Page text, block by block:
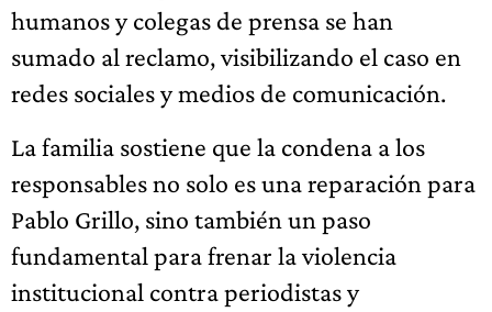
humanos y colegas de prensa se han
sumado al reclamo, visibilizando el caso en
redes sociales y medios de comunicación.
La familia sostiene que la condena a los
responsables no solo es una reparación para
Pablo Grillo, sino también un paso
fundamental para frenar la violencia
institucional contra periodistas y